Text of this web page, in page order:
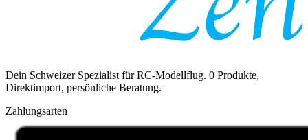
Dein Schweizer Spezialist für RC-Modellflug. 0 Produkte,
Direktimport, persönliche Beratung.
Zahlungsarten